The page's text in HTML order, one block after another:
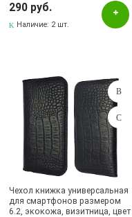
290 руб.
Наличие: 2 шт.
Чехол книжка универсальная
для смартфонов размером
6.2, экокожа, визитница, цвет